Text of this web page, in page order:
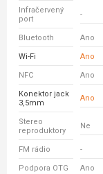
Infračervený
port
-
Bluetooth Ano
Wi-Fi Ano
NFC Ano
Konektor jack
3,5mm
Ano
Stereo
reproduktory
Ne
FM rádio -
Podpora OTG Ano